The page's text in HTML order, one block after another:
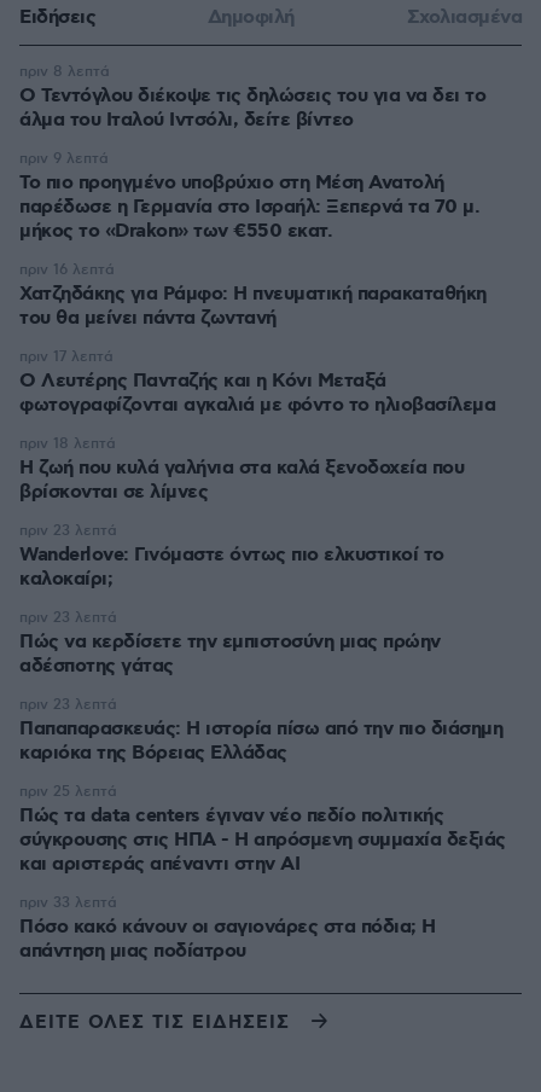
Ειδήσεις Δημοφιλή Σχολιασμένα
Ο Τεντόγλου διέκοψε τις δηλώσεις του για να δει το
άλμα του Ιταλού Ιντσόλι, δείτε βίντεο
πριν 8 λεπτά
Το πιο προηγμένο υποβρύχιο στη Μέση Ανατολή
παρέδωσε η Γερμανία στο Ισραήλ: Ξεπερνά τα 70 μ.
μήκος το «Drakon» των €550 εκατ.
πριν 9 λεπτά
Χατζηδάκης για Ράμφο: Η πνευματική παρακαταθήκη
του θα μείνει πάντα ζωντανή
πριν 16 λεπτά
Ο Λευτέρης Πανταζής και η Κόνι Μεταξά
φωτογραφίζονται αγκαλιά με φόντο το ηλιοβασίλεμα
πριν 17 λεπτά
Η ζωή που κυλά γαλήνια στα καλά ξενοδοχεία που
βρίσκονται σε λίμνες
πριν 18 λεπτά
Wanderlove: Γινόμαστε όντως πιο ελκυστικοί το
καλοκαίρι;
πριν 23 λεπτά
Πώς να κερδίσετε την εμπιστοσύνη μιας πρώην
αδέσποτης γάτας
πριν 23 λεπτά
Παπαπαρασκευάς: Η ιστορία πίσω από την πιο διάσημη
καριόκα της Βόρειας Ελλάδας
πριν 23 λεπτά
Πώς τα data centers έγιναν νέο πεδίο πολιτικής
σύγκρουσης στις ΗΠΑ - Η απρόσμενη συμμαχία δεξιάς
και αριστεράς απέναντι στην AI
πριν 25 λεπτά
Πόσο κακό κάνουν οι σαγιονάρες στα πόδια; Η
απάντηση μιας ποδίατρου
πριν 33 λεπτά
ΔΕΙΤΕ ΟΛΕΣ ΤΙΣ ΕΙΔΗΣΕΙΣ